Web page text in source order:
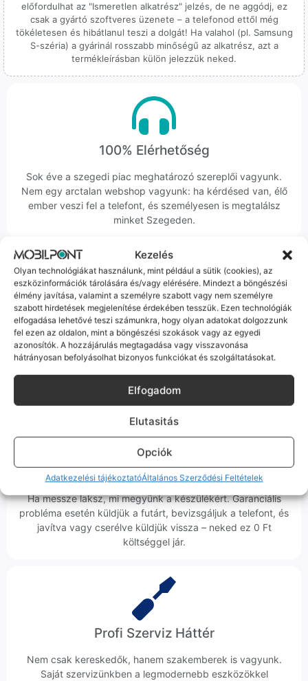
Kezelés
Olyan technológiákat használunk, mint például a sütik (cookies), az
eszközinformációk tárolására és/vagy elérésére. Mindezt a böngészési
élmény javítása, valamint a személyre szabott vagy nem személyre
szabott hirdetések megjelenítése érdekében tesszük. Ezen technológiák
elfogadása lehetővé teszi számunkra, hogy olyan adatokat dolgozzunk
fel ezen az oldalon, mint a böngészési szokások vagy az egyedi
azonosítók. A hozzájárulás megtagadása vagy visszavonása
hátrányosan befolyásolhat bizonyos funkciókat és szolgáltatásokat.
Elfogadom
Elutasitás
Opciók
Adatkezelési tájékoztatóÁltalános Szerződési Feltételek
előfordulhat az "Ismeretlen alkatrész" jelzés, de ne aggódj, ez
csak a gyártó szoftveres üzenete – a telefonod ettől még
tökéletesen és hibátlanul teszi a dolgát! Ha valahol (pl. Samsung
S-széria) a gyárinál rosszabb minőségű az alkatrész, azt a
termékleírásban külön jelezzük neked.
100% Elérhetőség
Sok éve a szegedi piac meghatározó szereplői vagyunk.
Nem egy arctalan webshop vagyunk: ha kérdésed van, élő
ember veszi fel a telefont, és személyesen is megtalálsz
minket Szegeden.
Korrekt Ügyintézés
Hibázni emberi dolog, de a felelősségvállalás nálunk alap.
Ha ritkán előfordul egy hiba, nem kifogásokat keresünk,
hanem megoldást. Szakértő kollégáink azonnal kézbe
Ingyenes Futár & Szerviz
Ha messze laksz, mi megyünk a készülékért. Garanciális
probléma esetén küldjük a futárt, bevizsgáljuk a telefont, és
javítva vagy cserélve küldjük vissza – neked ez 0 Ft
költséggel jár.
Profi Szerviz Háttér
Nem csak kereskedők, hanem szakemberek is vagyunk.
Saját szervizünkben a legmodernebb eszközökkel